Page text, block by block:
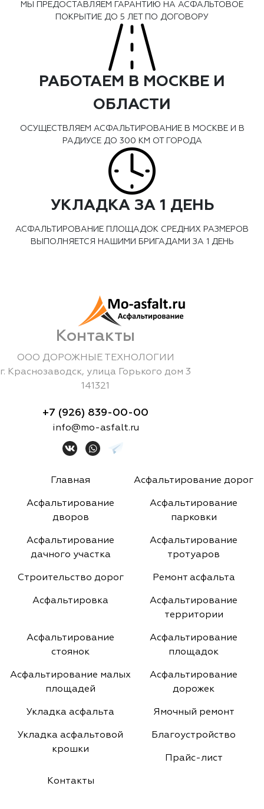
МЫ ПРЕДОСТАВЛЯЕМ ГАРАНТИЮ НА АСФАЛЬТОВОЕ
ПОКРЫТИЕ ДО 5 ЛЕТ ПО ДОГОВОРУ
РАБОТАЕМ В МОСКВЕ И
ОБЛАСТИ
ОСУЩЕСТВЛЯЕМ АСФАЛЬТИРОВАНИЕ В МОСКВЕ И В
РАДИУСЕ ДО 300 КМ ОТ ГОРОДА
УКЛАДКА ЗА 1 ДЕНЬ
АСФАЛЬТИРОВАНИЕ ПЛОЩАДОК СРЕДНИХ РАЗМЕРОВ
ВЫПОЛНЯЕТСЯ НАШИМИ БРИГАДАМИ ЗА 1 ДЕНЬ
Контакты
ООО ДОРОЖНЫЕ ТЕХНОЛОГИИ
г. Краснозаводск, улица Горького дом 3
141321
+7 (926) 839-00-00
info@mo-asfalt.ru
Главная Асфальтирование дорог
Асфальтирование
дворов
Асфальтирование
парковки
Асфальтирование
дачного участка
Асфальтирование
тротуаров
Строительство дорог Ремонт асфальта
Асфальтировка
Асфальтирование
территории
Асфальтирование
стоянок
Асфальтирование
площадок
Асфальтирование малых
площадей
Асфальтирование
дорожек
Укладка асфальта Ямочный ремонт
Укладка асфальтовой
крошки
Благоустройство
Прайс-лист
Контакты